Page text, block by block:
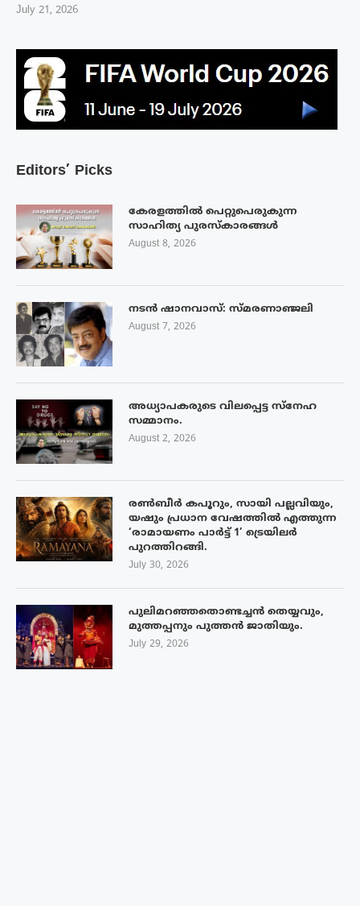
Editors’ Picks
കേരളത്തിൽ പെറ്റുപെരുകുന്ന
സാഹിത്യ പുരസ്‌കാരങ്ങൾ
August 8, 2026
നടൻ ഷാനവാസ്: സ്മരണാഞ്ജലി
August 7, 2026
അധ്യാപകരുടെ വിലപ്പെട്ട സ്നേഹ
സമ്മാനം.
August 2, 2026
രൺബീർ കപൂറും, സായി പല്ലവിയും,
യഷും പ്രധാന വേഷത്തിൽ എത്തുന്ന
‘രാമായണം പാർട്ട് 1’ ട്രെയിലർ
പുറത്തിറങ്ങി.
July 30, 2026
പുലിമറഞ്ഞതൊണ്ടച്ചൻ തെയ്യവും,
മുത്തപ്പനും പുത്തൻ ജാതിയും.
July 29, 2026
July 21, 2026